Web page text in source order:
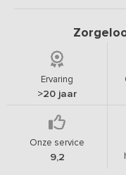
Ervaring
>20 jaar
Onze service
9,2